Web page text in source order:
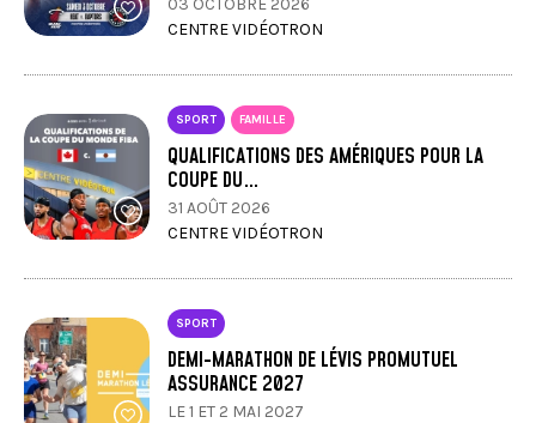
CENTRE VIDÉOTRON
SPORT FAMILLE
QUALIFICATIONS DES AMÉRIQUES POUR LA
COUPE DU…
31 AOÛT 2026
CENTRE VIDÉOTRON
SPORT
DEMI-MARATHON DE LÉVIS PROMUTUEL
ASSURANCE 2027
LE 1 ET 2 MAI 2027